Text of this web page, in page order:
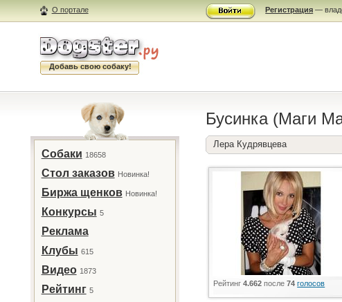
О портале Регистрация —
Добавь свою собаку!
Собаки 18658
Стол заказов Новинка!
Биржа щенков Новинка!
Конкурсы 5
Реклама
Клубы 615
Видео 1873
Рейтинг 5
Бусинка (Маги
Лера Кудрявцева
Рейтинг4.662 после74 голосов